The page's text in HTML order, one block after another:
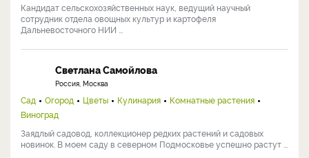
Кандидат сельскохозяйственных наук, ведущий научный
сотрудник отдела овощных культур и картофеля
Дальневосточного НИИ ...
Светлана Самойлова
Россия, Москва
Сад Огород Цветы Кулинария
Комнатные растения
Виноград
Заядлый садовод, коллекционер редких растений и садовых
новинок. В моем саду в северном Подмосковье успешно растут ...